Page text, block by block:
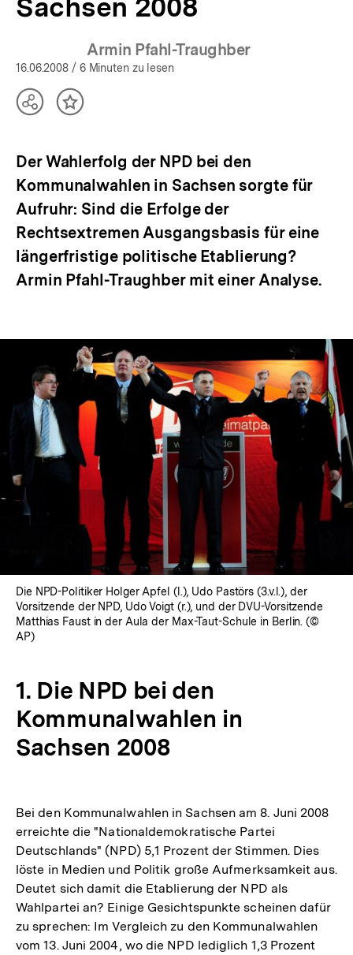
Sachsen 2008
Armin Pfahl-Traughber
16.06.2008 / 6 Minuten zu lesen
TeilenInhalt
Der Wahlerfolg der NPD bei den
Kommunalwahlen in Sachsen sorgte für
Aufruhr: Sind die Erfolge der
Rechtsextremen Ausgangsbasis für eine
längerfristige politische Etablierung?
Armin Pfahl-Traughber mit einer Analyse.
Die NPD-Politiker Holger Apfel (l.), Udo Pastörs (3.v.l.), der
Vorsitzende der NPD, Udo Voigt (r.), und der DVU-Vorsitzende
Matthias Faust in der Aula der Max-Taut-Schule in Berlin. (©
AP)
1. Die NPD bei den
Kommunalwahlen in
Sachsen 2008
Bei den Kommunalwahlen in Sachsen am 8. Juni 2008
erreichte die "Nationaldemokratische Partei
Deutschlands" (NPD) 5,1 Prozent der Stimmen. Dies
löste in Medien und Politik große Aufmerksamkeit aus.
Deutet sich damit die Etablierung der NPD als
Wahlpartei an? Einige Gesichtspunkte scheinen dafür
zu sprechen: Im Vergleich zu den Kommunalwahlen
vom 13. Juni 2004, wo die NPD lediglich 1,3 Prozent